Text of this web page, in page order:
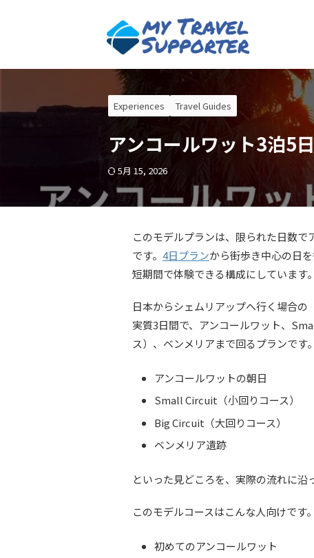
Experiences Travel Guides
アンコールワット3泊5
5月 15, 2026
このモデルプランは、限られた日数
です。 4日プランから街歩き中心の日
短期間で体験できる構成にしています。
日本からシェムリアップへ行く場合
実質3日間で、アンコールワット、
ス）、ベンメリアまで回るプランです。
アンコールワットの朝日
Small Circuit（小回りコース）
Big Circuit（大回りコース）
ベンメリア遺跡
といった見どころを、実際の流れに沿
このモデルコースはこんな人向けです。
初めてのアンコールワット